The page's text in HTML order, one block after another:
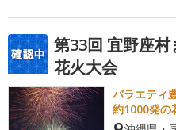
第33回 宜野座
花火大会
バラエティ
約1000発の